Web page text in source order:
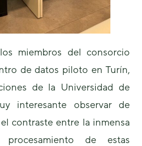
miembros del consorcio
de datos piloto en Turín,
de la Universidad de
interesante observar de
contraste entre la inmensa
de estas